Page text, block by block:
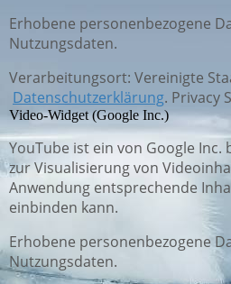
Erhobene personenbezogene
Nutzungsdaten.
Verarbeitungsort: Vereinigte
Datenschutzerklärung. Privacy
Video-Widget (Google Inc.)
YouTube ist ein von Google
zur Visualisierung von
Anwendung entsprechende
einbinden kann.
Erhobene personenbezogene
Nutzungsdaten.